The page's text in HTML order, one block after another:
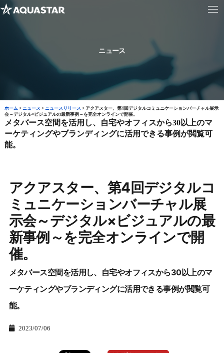
ニュース
ホーム> ニュース > ニュースリリース > アクアスター、第4回デジタルコミュニケーションバーチャル展示
会～デジタル×ビジュアルの最新事例～を完全オンラインで開催。
メタバース空間を活用し、自宅やオフィスから30以上のマ
ーケティングやブランディングに活用できる事例が閲覧可
能。
アクアスター、第4回デジタルコ
ミュニケーションバーチャル展
示会～デジタル×ビジュアルの最
新事例～を完全オンラインで開
催。
メタバース空間を活用し、自宅やオフィスから30以上のマ
ーケティングやブランディングに活用できる事例が閲覧可
能。
2023/07/06